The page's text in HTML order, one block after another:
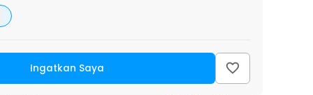
Ingatkan Saya